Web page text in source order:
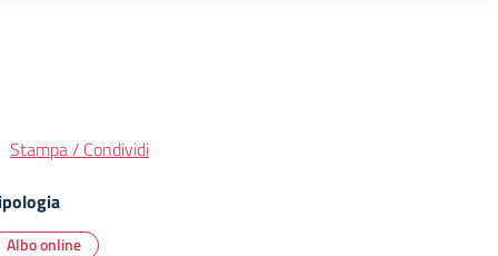
Stampa / Condividi
Albo online